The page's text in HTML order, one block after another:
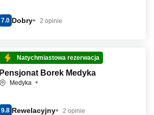
7.0 Dobry 2 opinie
Natychmiastowa rezerwacja
Pensjonat Borek Medyka
Medyka
9.8 Rewelacyjny 2 opinie